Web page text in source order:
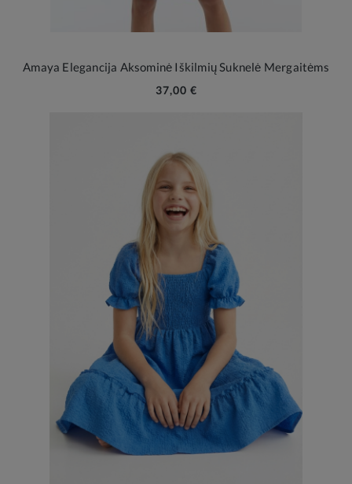
Amaya Elegancija Aksominė Iškilmių Suknelė Mergaitėms
37,00 €